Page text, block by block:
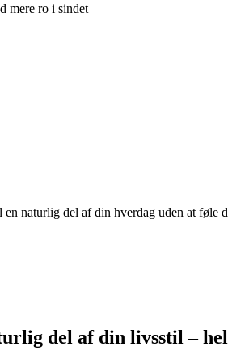
mere ro i sindet
naturlig del af din hverdag uden at
del af din livsstil –